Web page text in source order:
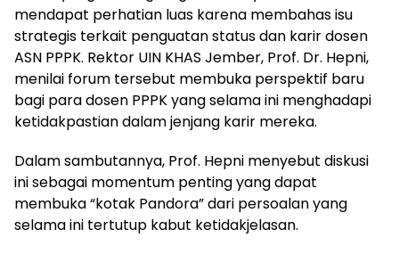
mendapat perhatian luas karena membahas isu
strategis terkait penguatan status dan karir dosen
ASN PPPK. Rektor UIN KHAS Jember, Prof. Dr. Hepni,
menilai forum tersebut membuka perspektif baru
bagi para dosen PPPK yang selama ini menghadapi
ketidakpastian dalam jenjang karir mereka.
Dalam sambutannya, Prof. Hepni menyebut diskusi
ini sebagai momentum penting yang dapat
membuka “kotak Pandora” dari persoalan yang
selama ini tertutup kabut ketidakjelasan.